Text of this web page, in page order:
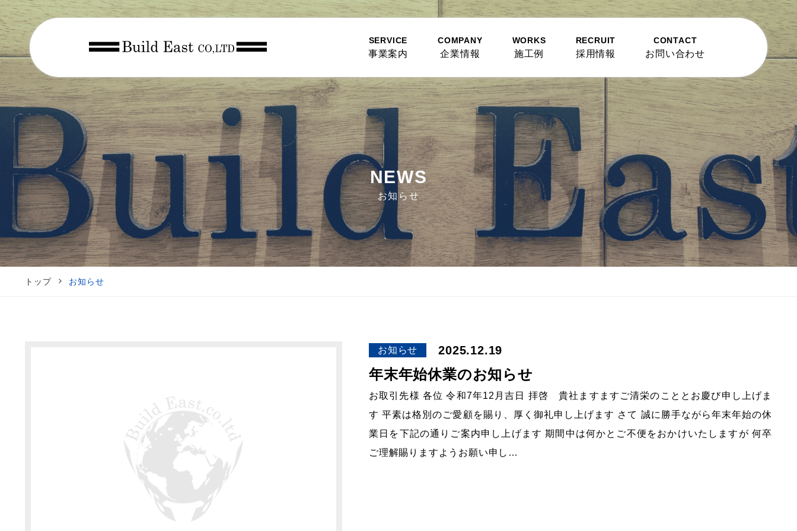
SERVICE
事業案内
COMPANY
企業情報
WORKS
施工例
RECRUIT
採用情報
CONTACT
お問い合わせ
NEWS
お知らせ
トップ お知らせ
お知らせ 2025.12.19
年末年始休業のお知らせ
お取引先様 各位 令和7年12月吉日 拝啓 貴社ますますご清栄のこととお慶び申し上げま
す 平素は格別のご愛顧を賜り、厚く御礼申し上げます さて 誠に勝手ながら年末年始の休
業日を下記の通りご案内申し上げます 期間中は何かとご不便をおかけいたしますが 何卒
ご理解賜りますようお願い申し…